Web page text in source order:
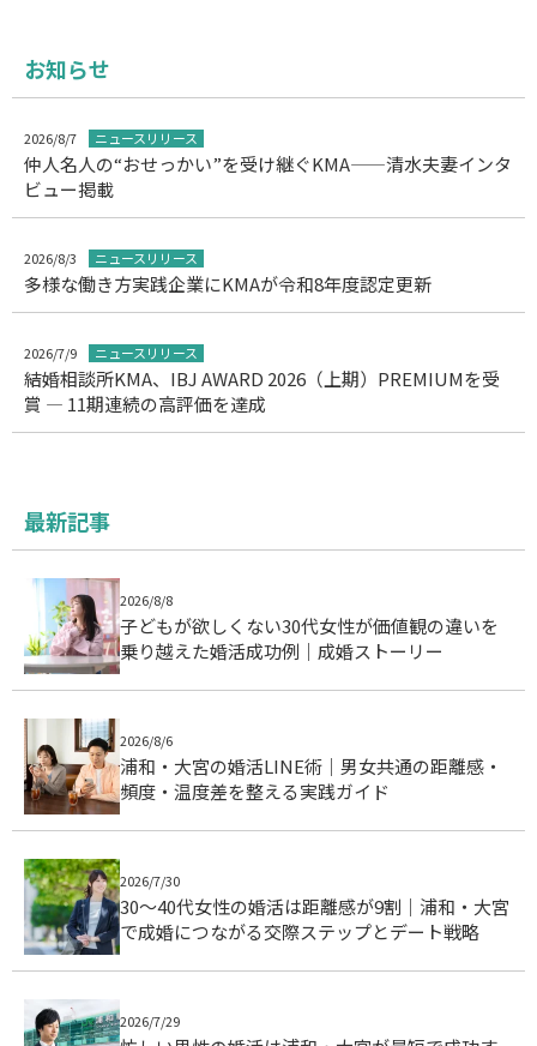
お知らせ
2026/8/7 ニュースリリース
仲人名人の“おせっかい”を受け継ぐKMA——清水夫妻インタ
ビュー掲載
2026/8/3 ニュースリリース
多様な働き方実践企業にKMAが令和8年度認定更新
2026/7/9 ニュースリリース
結婚相談所KMA、IBJ AWARD 2026（上期）PREMIUMを受
賞 ― 11期連続の高評価を達成
最新記事
2026/8/8
子どもが欲しくない30代女性が価値観の違いを
乗り越えた婚活成功例｜成婚ストーリー
2026/8/6
浦和・大宮の婚活LINE術｜男女共通の距離感・
頻度・温度差を整える実践ガイド
2026/7/30
30〜40代女性の婚活は距離感が9割｜浦和・大宮
で成婚につながる交際ステップとデート戦略
2026/7/29